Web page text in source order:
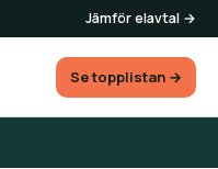
Jämför elavtal →
Se topplistan →